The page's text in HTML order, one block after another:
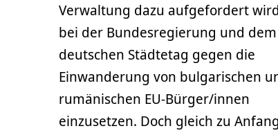
Verwaltung dazu aufgefordert
bei der Bundesregierung und dem
deutschen Städtetag gegen die
Einwanderung von bulgarischen
rumänischen EU-Bürger/innen
einzusetzen. Doch gleich zu Anfang